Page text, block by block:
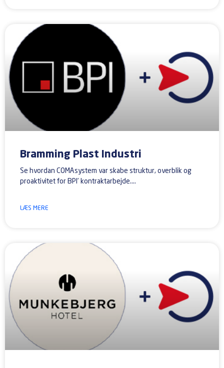
Bramming Plast Industri
Se hvordan COMAsystem var skabe struktur, overblik og
proaktivitet for BPI’ kontraktarbejde.
LÆS MERE